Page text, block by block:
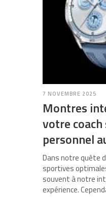
7 NOVEMBRE 2025
Montres
votre
personnel
Dans notre quête
sportives
souvent à notre
expérience.